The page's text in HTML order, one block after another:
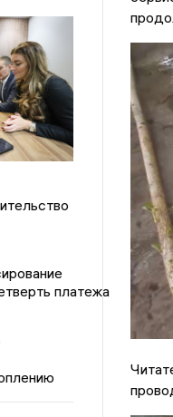
платежа